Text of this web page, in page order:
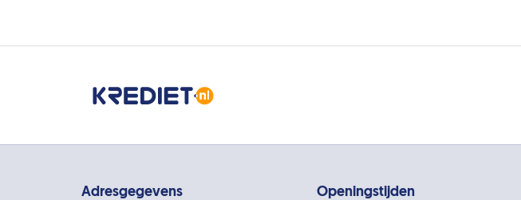
Adresgegevens Openingstijden